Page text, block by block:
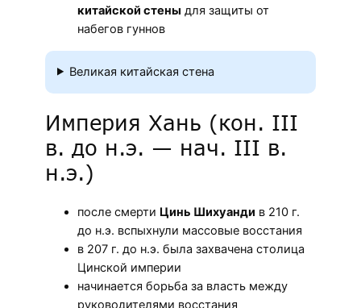
китайской стены для защиты от
набегов гуннов
Великая китайская стена
Империя Хань (кон. III
в. до н.э. — нач. III в.
н.э.)
после смерти Цинь Шихуанди в 210 г.
до н.э. вспыхнули массовые восстания
в 207 г. до н.э. была захвачена столица
Цинской империи
начинается борьба за власть между
руководителями восстания